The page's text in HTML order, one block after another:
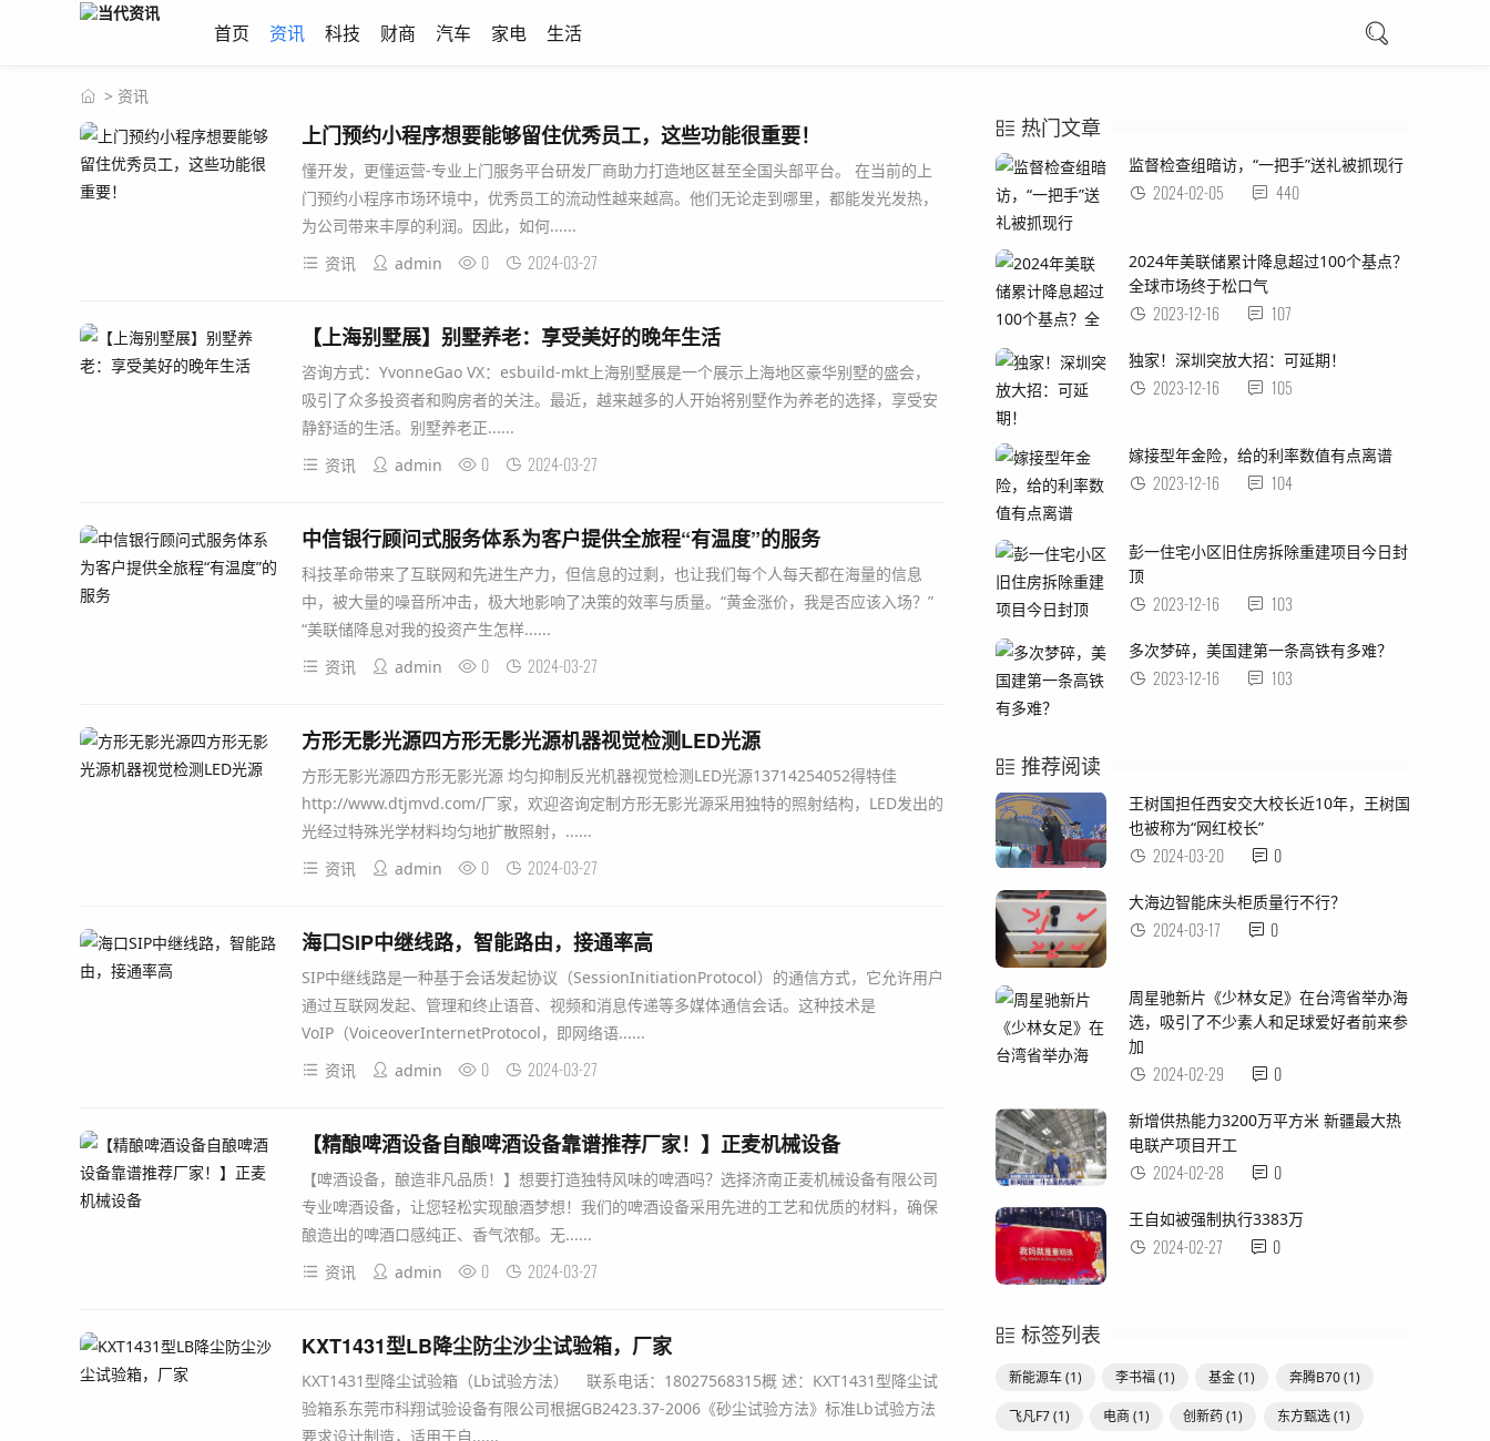
首页 资讯 科技 财商 汽车 家电 生活
> 资讯
上门预约小程序想要能够留住优秀员工，这些功能很重要！
懂开发，更懂运营-专业上门服务平台研发厂商助力打造地区甚至全国头部平台。 在当前的上
门预约小程序市场环境中，优秀员工的流动性越来越高。他们无论走到哪里，都能发光发热，
为公司带来丰厚的利润。因此，如何......
资讯
admin 0 2024-03-27
【上海别墅展】别墅养老：享受美好的晚年生活
咨询方式：YvonneGao VX：esbuild-mkt上海别墅展是一个展示上海地区豪华别墅的盛会，
吸引了众多投资者和购房者的关注。最近，越来越多的人开始将别墅作为养老的选择，享受安
静舒适的生活。别墅养老正......
资讯
admin 0 2024-03-27
中信银行顾问式服务体系为客户提供全旅程“有温度”的服务
科技革命带来了互联网和先进生产力，但信息的过剩，也让我们每个人每天都在海量的信息
中，被大量的噪音所冲击，极大地影响了决策的效率与质量。“黄金涨价，我是否应该入场？”
“美联储降息对我的投资产生怎样......
资讯
admin 0 2024-03-27
方形无影光源四方形无影光源机器视觉检测LED光源
方形无影光源四方形无影光源 均匀抑制反光机器视觉检测LED光源13714254052得特佳
http://www.dtjmvd.com/厂家，欢迎咨询定制方形无影光源采用独特的照射结构，LED发出的
光经过特殊光学材料均匀地扩散照射，......
资讯
admin 0 2024-03-27
海口SIP中继线路，智能路由，接通率高
SIP中继线路是一种基于会话发起协议（SessionInitiationProtocol）的通信方式，它允许用户
通过互联网发起、管理和终止语音、视频和消息传递等多媒体通信会话。这种技术是
VoIP（VoiceoverInternetProtocol，即网络语......
资讯
admin 0 2024-03-27
【精酿啤酒设备自酿啤酒设备靠谱推荐厂家！】正麦机械设备
【啤酒设备，酿造非凡品质！】想要打造独特风味的啤酒吗？选择济南正麦机械设备有限公司
专业啤酒设备，让您轻松实现酿酒梦想！我们的啤酒设备采用先进的工艺和优质的材料，确保
酿造出的啤酒口感纯正、香气浓郁。无......
资讯
admin 0 2024-03-27
KXT1431型LB降尘防尘沙尘试验箱，厂家
KXT1431型降尘试验箱（Lb试验方法） 联系电话：18027568315概 述：KXT1431型降尘试
验箱系东莞市科翔试验设备有限公司根据GB2423.37-2006《砂尘试验方法》标准Lb试验方法
要求设计制造，适用于自......
热门文章
监督检查组暗访，“一把手”送礼被抓现行
2024-02-05 440
2024年美联储累计降息超过100个基点？
全球市场终于松口气
2023-12-16 107
独家！深圳突放大招：可延期！
2023-12-16 105
嫁接型年金险，给的利率数值有点离谱
2023-12-16 104
彭一住宅小区旧住房拆除重建项目今日封
顶
2023-12-16 103
多次梦碎，美国建第一条高铁有多难？
2023-12-16 103
推荐阅读
王树国担任西安交大校长近10年，王树国
也被称为“网红校长”
2024-03-20 0
大海边智能床头柜质量行不行？
2024-03-17 0
周星驰新片《少林女足》在台湾省举办海
选，吸引了不少素人和足球爱好者前来参
加
2024-02-29 0
新增供热能力3200万平方米 新疆最大热
电联产项目开工
2024-02-28 0
王自如被强制执行3383万
2024-02-27 0
标签列表
新能源车(1) 李书福(1) 基金(1) 奔腾B70(1)
飞凡F7(1) 电商(1) 创新药(1) 东方甄选(1)